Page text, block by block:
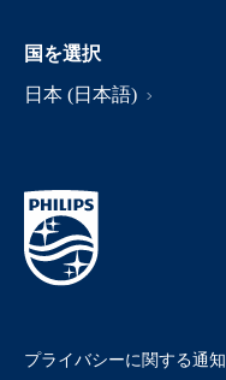
国を選択
日本 (日本語)
プライバシーに関する通知